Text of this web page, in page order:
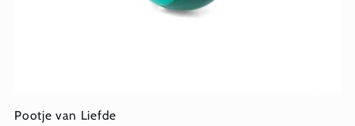
Pootje van Liefde